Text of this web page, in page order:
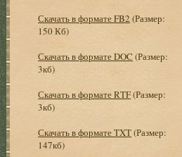
Скачать в формате FB2 (Размер:
150 Кб)
Скачать в формате DOC (Размер:
3кб)
Скачать в формате RTF(Размер:
3кб)
Скачать в формате TXT(Размер:
147кб)